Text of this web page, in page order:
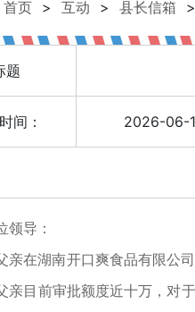
首页 > 互动 > 县长信箱
题
间： 2026-06-
领导：
亲在湖南开口爽食品有限公
亲目前审批额度近十万，对